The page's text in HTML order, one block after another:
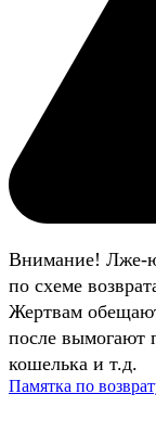
Внимание! Лже-
по схеме
Жертвам
после вымогают
кошелька и т.д.
Памятка по